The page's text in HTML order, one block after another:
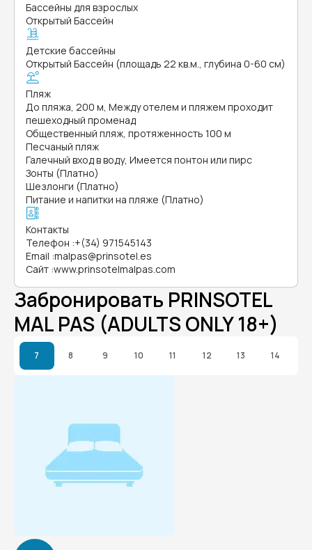
Бассейны для взрослых
Открытый Бассейн
Детские бассейны
Открытый Бассейн (площадь 22 кв.м., глубина 0-60 см)
Пляж
До пляжа, 200 м, Между отелем и пляжем проходит
пешеходный променад
Общественный пляж, протяженность 100 м
Песчаный пляж
Галечный вход в воду, Имеется понтон или пирс
Зонты (Платно)
Шезлонги (Платно)
Питание и напитки на пляже (Платно)
Контакты
Телефон :+(34) 971545143
Email :malpas@prinsotel.es
Сайт :www.prinsotelmalpas.com
Забронировать PRINSOTEL
MAL PAS (ADULTS ONLY 18+)
7 8 9 10 11 12 13 14